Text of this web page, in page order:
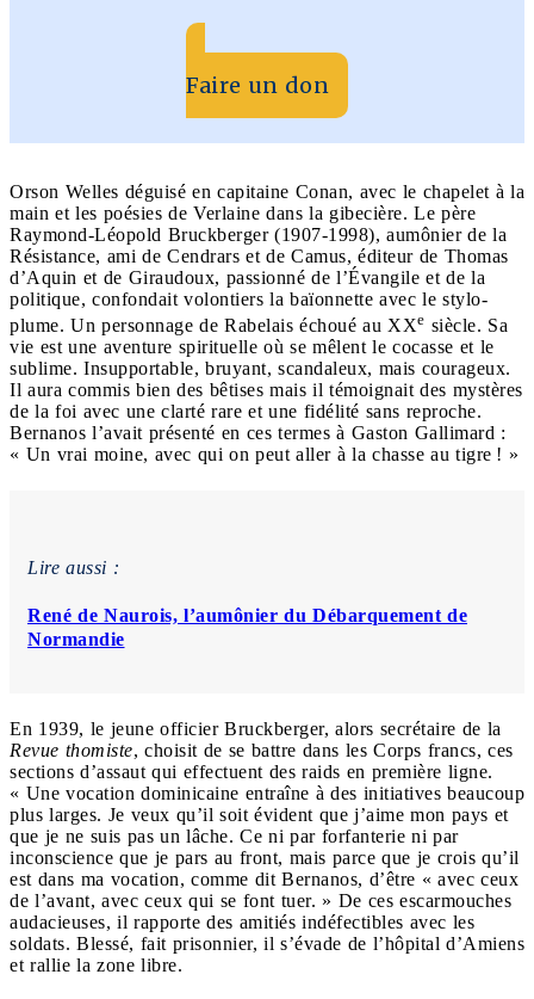
Faire un don
Orson Welles déguisé en capitaine Conan, avec le chapelet à la
main et les poésies de Verlaine dans la gibecière. Le père
Raymond-Léopold Bruckberger (1907-1998), aumônier de la
Résistance, ami de Cendrars et de Camus, éditeur de Thomas
d’Aquin et de Giraudoux, passionné de l’Évangile et de la
politique, confondait volontiers la baïonnette avec le stylo-
plume. Un personnage de Rabelais échoué au XXe siècle. Sa
vie est une aventure spirituelle où se mêlent le cocasse et le
sublime. Insupportable, bruyant, scandaleux, mais courageux.
Il aura commis bien des bêtises mais il témoignait des mystères
de la foi avec une clarté rare et une fidélité sans reproche.
Bernanos l’avait présenté en ces termes à Gaston Gallimard :
« Un vrai moine, avec qui on peut aller à la chasse au tigre ! »
Lire aussi :
René de Naurois, l’aumônier du Débarquement de
Normandie
En 1939, le jeune officier Bruckberger, alors secrétaire de la
Revue thomiste, choisit de se battre dans les Corps francs, ces
sections d’assaut qui effectuent des raids en première ligne.
« Une vocation dominicaine entraîne à des initiatives beaucoup
plus larges. Je veux qu’il soit évident que j’aime mon pays et
que je ne suis pas un lâche. Ce ni par forfanterie ni par
inconscience que je pars au front, mais parce que je crois qu’il
est dans ma vocation, comme dit Bernanos, d’être « avec ceux
de l’avant, avec ceux qui se font tuer. » De ces escarmouches
audacieuses, il rapporte des amitiés indéfectibles avec les
soldats. Blessé, fait prisonnier, il s’évade de l’hôpital d’Amiens
et rallie la zone libre.